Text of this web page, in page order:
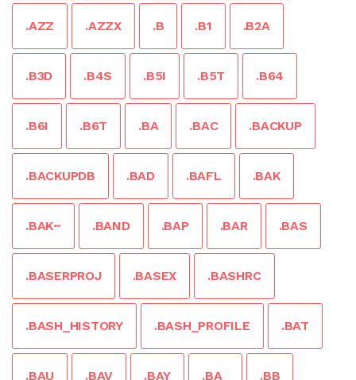
.AZZ .AZZX .B .B1 .B2A
.B3D .B4S .B5I .B5T .B64
.B6I .B6T .BA .BAC .BACKUP
.BACKUPDB .BAD .BAFL .BAK
.BAK~ .BAND .BAP .BAR .BAS
.BASERPROJ .BASEX .BASHRC
.BASH_HISTORY .BASH_PROFILE .BAT
.BAU .BAV .BAY .BA_ .BB